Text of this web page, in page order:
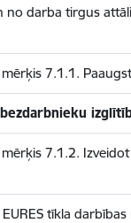
no darba tirgus
7.1.1.
7.1.2.
tīkla